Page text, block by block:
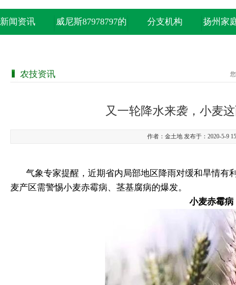
新闻资讯 威尼斯87978797的 分支机构 扬州家
农技资讯
又一轮降水来袭，小麦
作者：金土地 发布于：2020-5-9
气象专家提醒， 近期省内局部地区 降雨对缓和旱情有
麦产区需警惕小麦赤霉病、茎基腐病的爆发。
小麦赤霉病